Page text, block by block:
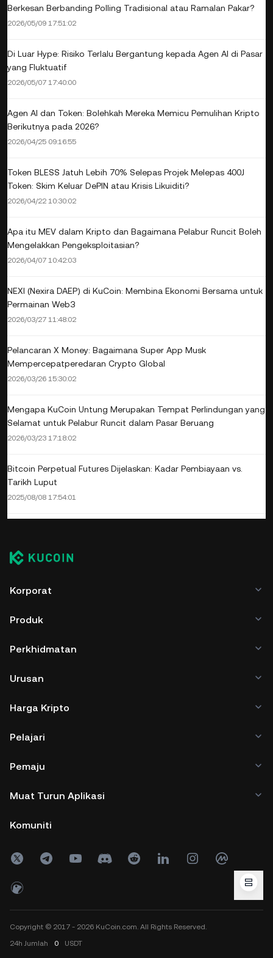
Berkesan Berbanding Polling Tradisional atau Ramalan Pakar?
2026/05/09 17:51:02
Di Luar Hype: Risiko Terlalu Bergantung kepada Agen AI di Pasar
yang Fluktuatif
2026/05/07 17:40:00
Agen AI dan Token: Bolehkah Mereka Memicu Pemulihan Kripto
Berikutnya pada 2026?
2026/04/25 09:16:55
Token BLESS Jatuh Lebih 70% Selepas Projek Melepas 400J
Token: Skim Keluar DePIN atau Krisis Likuiditi?
2026/04/22 10:30:02
Apa itu MEV dalam Kripto dan Bagaimana Pelabur Runcit Boleh
Mengelakkan Pengeksploitasian?
2026/04/07 10:42:03
NEXI (Nexira DAEP) di KuCoin: Membina Ekonomi Bersama untuk
Permainan Web3
2026/03/27 11:48:02
Pelancaran X Money: Bagaimana Super App Musk
Mempercepatperedaran Crypto Global
2026/03/26 15:30:02
Mengapa KuCoin Untung Merupakan Tempat Perlindungan yang
Selamat untuk Pelabur Runcit dalam Pasar Beruang
2026/03/23 17:18:02
Bitcoin Perpetual Futures Dijelaskan: Kadar Pembiayaan vs.
Tarikh Luput
2025/08/08 17:54:01
Korporat
Produk
Perkhidmatan
Urusan
Harga Kripto
Pelajari
Pemaju
Muat Turun Aplikasi
Komuniti
Copyright © 2017 - 2026 KuCoin.com. All Rights Reserved.
24h Jumlah 0 USDT